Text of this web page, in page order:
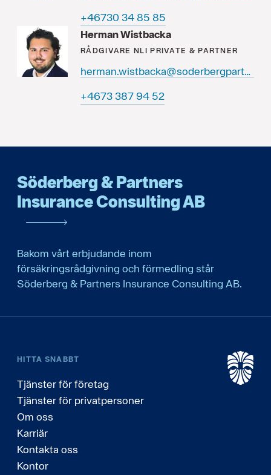
58 58 43 03764+
Herman Wistbacka
RÅDGIVARE NLI PRIVATE & PARTNER
herman.wistbacka@soderbergpartners.se
25 49 783 3764+
Söderberg & Partners
Insurance Consulting AB
Bakom vårt erbjudande inom
försäkringsrådgivning och förmedling står
Söderberg & Partners Insurance Consulting AB.
HITTA SNABBT
Tjänster för företag
Tjänster för privatpersoner
Om oss
Karriär
Kontakta oss
Kontor